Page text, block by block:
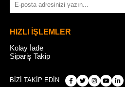
HIZLI İŞLEMLER
Kolay İade
Sipariş Takip
BİZİ TAKİP EDİN